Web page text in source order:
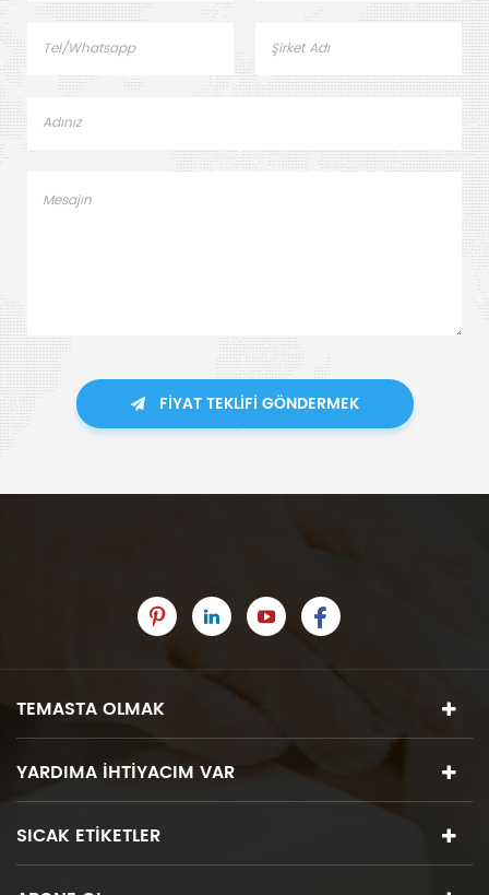
FIYAT TEKLIFI GÖNDERMEK
TEMASTA OLMAK
YARDIMA IHTIYACIM VAR
SICAK ETIKETLER